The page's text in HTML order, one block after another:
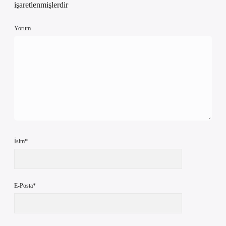
işaretlenmişlerdir
Yorum
İsim*
E-Posta*